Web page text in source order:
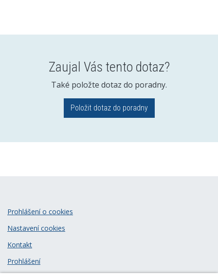
Zaujal Vás tento dotaz?
Také položte dotaz do poradny.
Položit dotaz do poradny
Prohlášení o cookies
Nastavení cookies
Kontakt
Prohlášení